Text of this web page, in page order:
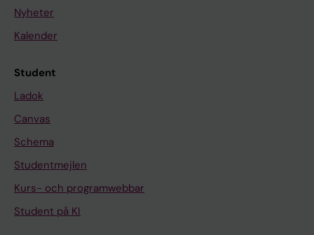
Nyheter
Kalender
Student
Ladok
Canvas
Schema
Studentmejlen
Kurs- och programwebbar
Student på KI